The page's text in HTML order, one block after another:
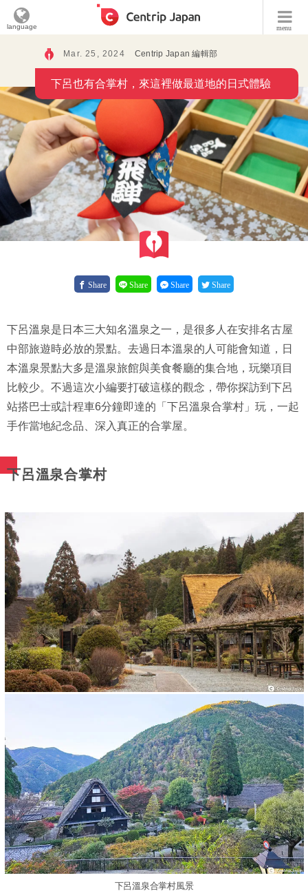
menu
language
Mar. 25, 2024 Centrip Japan 編輯部
下呂也有合掌村，來這裡做最道地的日式體驗
Share Share Share Share
下呂溫泉是日本三大知名溫泉之一，是很多人在安排名古屋
中部旅遊時必放的景點。去過日本溫泉的人可能會知道，日
本溫泉景點大多是溫泉旅館與美食餐廳的集合地，玩樂項目
比較少。不過這次小編要打破這樣的觀念，帶你探訪到下呂
站搭巴士或計程車6分鐘即達的「下呂溫泉合掌村」玩，一起
手作當地紀念品、深入真正的合掌屋。
下呂溫泉合掌村
下呂溫泉合掌村風景